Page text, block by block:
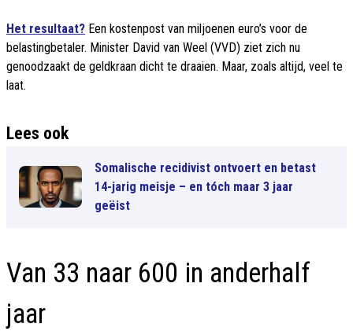
Het resultaat? Een kostenpost van miljoenen euro’s voor de
belastingbetaler. Minister David van Weel (VVD) ziet zich nu
genoodzaakt de geldkraan dicht te draaien. Maar, zoals altijd, veel te
laat.
Lees ook
Somalische recidivist ontvoert en betast
14-jarig meisje – en tóch maar 3 jaar
geëist
Van 33 naar 600 in anderhalf
jaar